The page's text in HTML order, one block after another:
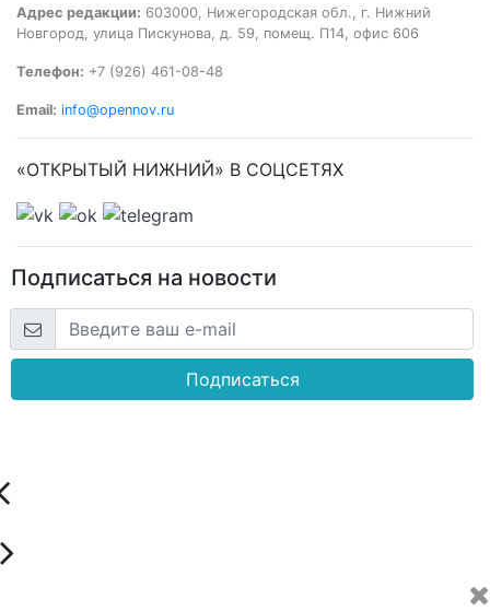
Адрес редакции: 603000, Нижегородская обл., г. Нижний
Новгород, улица Пискунова, д. 59, помещ. П14, офис 606
Телефон: +7 (926) 461-08-48
Email: info@opennov.ru
«ОТКРЫТЫЙ НИЖНИЙ» В СОЦСЕТЯХ
Подписаться на новости
Подписаться